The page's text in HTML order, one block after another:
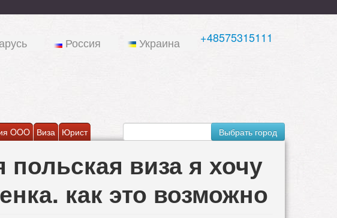
Россия Украина +48575315111
OOO Виза Юрист Выбрать город
виза я хочу
как это возможно